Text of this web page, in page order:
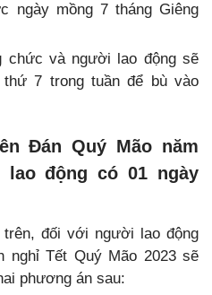
ngày mồng 7 tháng Giêng
chức và người lao động sẽ
7 trong tuần để bù vào
Đán Quý Mão năm
động có 01 ngày
đối với người lao động
nghỉ Tết Quý Mão 2023 sẽ
phương án sau: